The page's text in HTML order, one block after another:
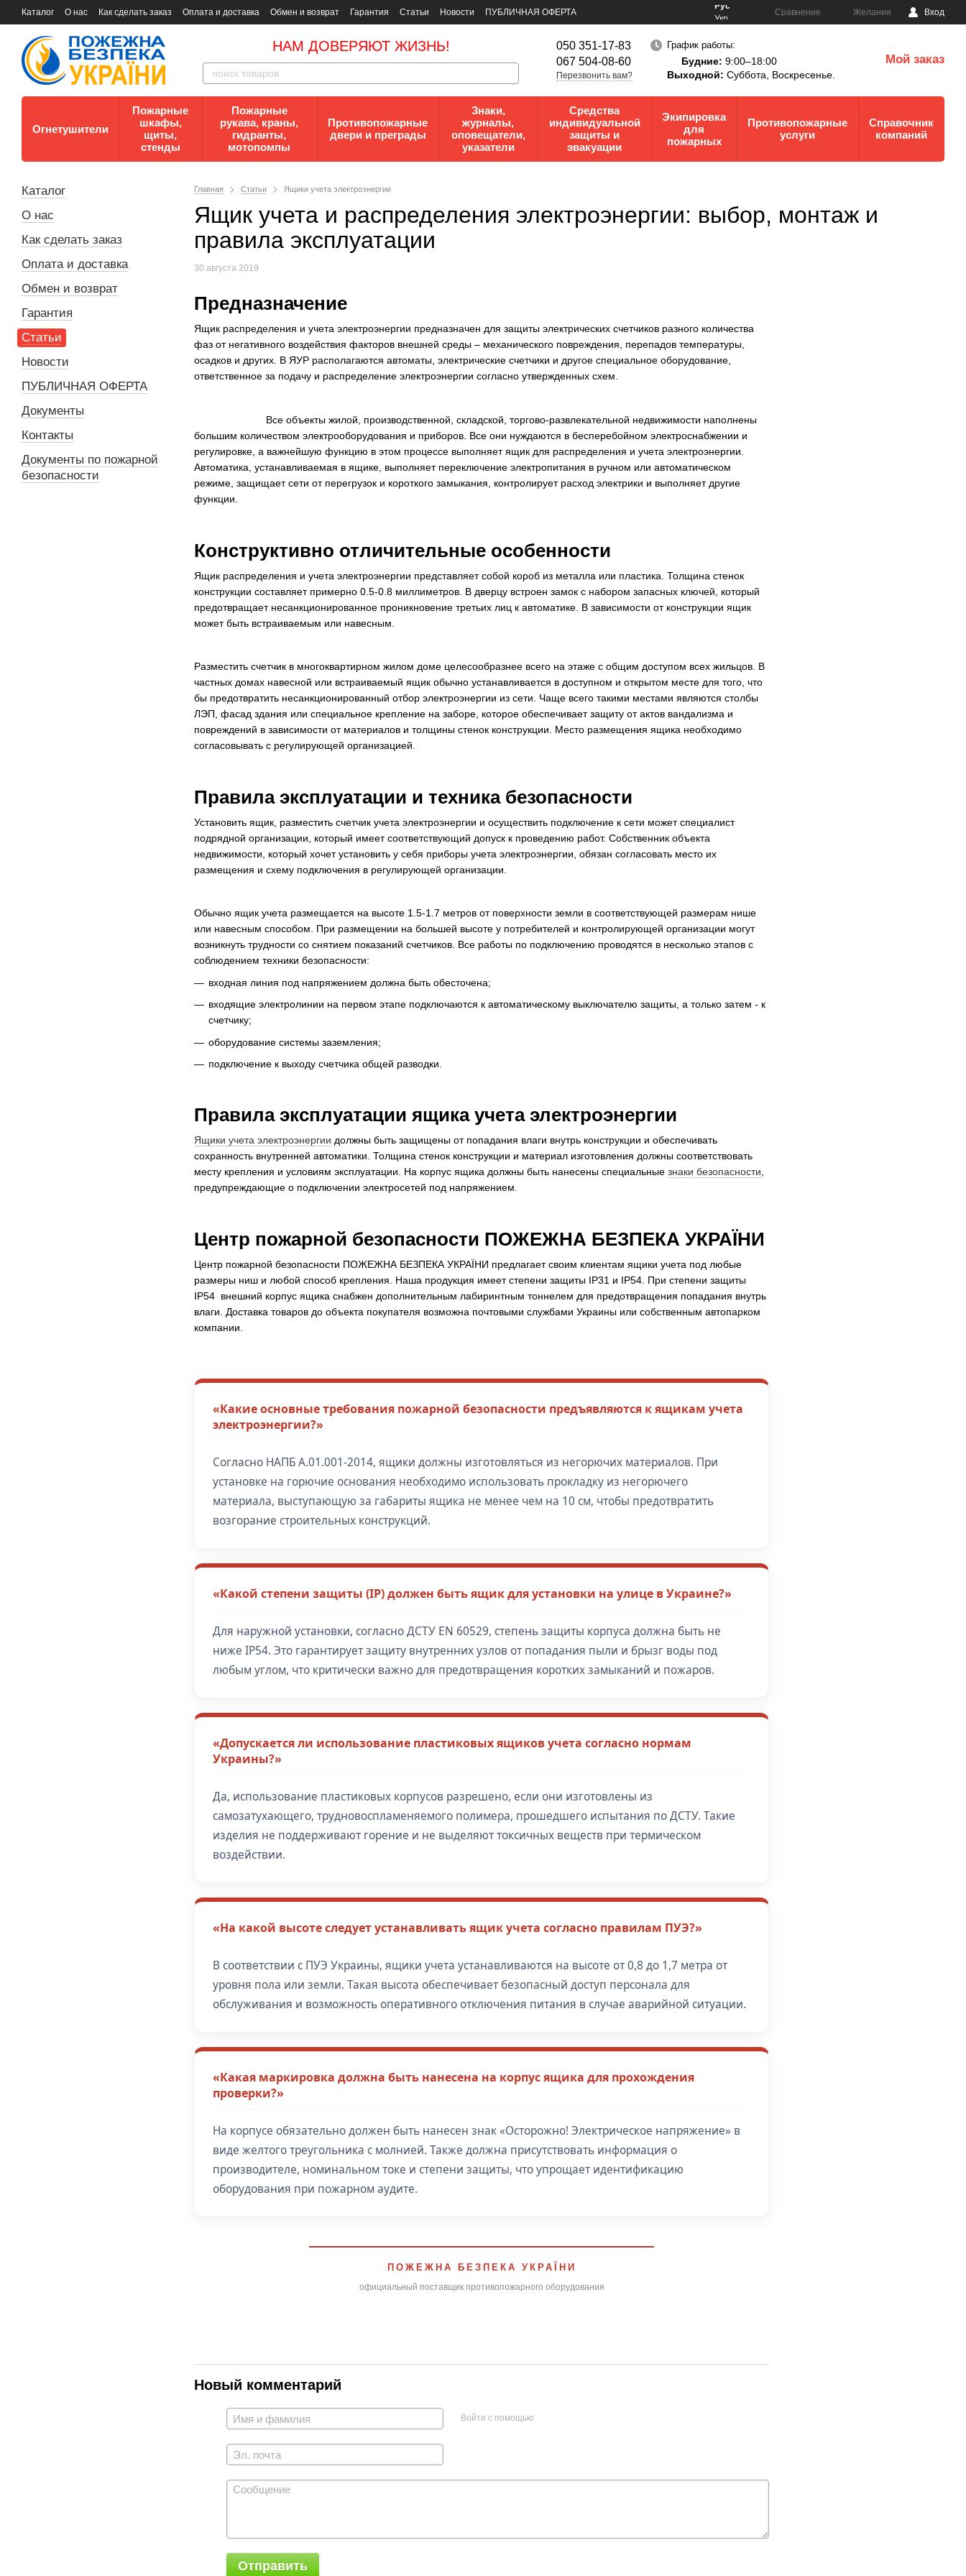
Каталог О нас Как сделать заказ Оплата и доставка Обмен и возврат Гарантия Статьи Новости
ПУБЛИЧНАЯ ОФЕРТА
Документы
Контакты Документы по пожарной безопасности
Рус
Укр
Сравнение Желания Вход
НАМ ДОВЕРЯЮТ ЖИЗНЬ!
050 351-17-83
067 504-08-60
Перезвонить вам?
График работы:
Будние: 9:00–18:00
Выходной: Суббота, Воскресенье.
Мой заказ
Огнетушители
Пожарные
шкафы,
щиты,
стенды
Пожарные
рукава, краны,
гидранты,
мотопомпы
Противопожарные
двери и преграды
Знаки,
журналы,
оповещатели,
указатели
Средства
индивидуальной
защиты и
эвакуации
Экипировка
для
пожарных
Противопожарные
услуги
Справочник
компаний
Главная Статьи Ящики учета электроэнергии
Ящик учета и распределения электроэнергии: выбор, монтаж и
правила эксплуатации
30 августа 2019
Предназначение
Ящик распределения и учета электроэнергии предназначен для защиты электрических счетчиков разного количества
фаз от негативного воздействия факторов внешней среды – механического повреждения, перепадов температуры,
осадков и других. В ЯУР располагаются автоматы, электрические счетчики и другое специальное оборудование,
ответственное за подачу и распределение электроэнергии согласно утвержденных схем.
Все объекты жилой, производственной, складской, торгово-развлекательной недвижимости наполнены
большим количеством электрооборудования и приборов. Все они нуждаются в бесперебойном электроснабжении и
регулировке, а важнейшую функцию в этом процессе выполняет ящик для распределения и учета электроэнергии.
Автоматика, устанавливаемая в ящике, выполняет переключение электропитания в ручном или автоматическом
режиме, защищает сети от перегрузок и короткого замыкания, контролирует расход электрики и выполняет другие
функции.
Конструктивно отличительные особенности
Ящик распределения и учета электроэнергии представляет собой короб из металла или пластика. Толщина стенок
конструкции составляет примерно 0.5-0.8 миллиметров. В дверцу встроен замок с набором запасных ключей, который
предотвращает несанкционированное проникновение третьих лиц к автоматике. В зависимости от конструкции ящик
может быть встраиваемым или навесным.
Разместить счетчик в многоквартирном жилом доме целесообразнее всего на этаже с общим доступом всех жильцов. В
частных домах навесной или встраиваемый ящик обычно устанавливается в доступном и открытом месте для того, что
бы предотвратить несанкционированный отбор электроэнергии из сети. Чаще всего такими местами являются столбы
ЛЭП, фасад здания или специальное крепление на заборе, которое обеспечивает защиту от актов вандализма и
повреждений в зависимости от материалов и толщины стенок конструкции. Место размещения ящика необходимо
согласовывать с регулирующей организацией.
Правила эксплуатации и техника безопасности
Установить ящик, разместить счетчик учета электроэнергии и осуществить подключение к сети может специалист
подрядной организации, который имеет соответствующий допуск к проведению работ. Собственник объекта
недвижимости, который хочет установить у себя приборы учета электроэнергии, обязан согласовать место их
размещения и схему подключения в регулирующей организации.
Обычно ящик учета размещается на высоте 1.5-1.7 метров от поверхности земли в соответствующей размерам нише
или навесным способом. При размещении на большей высоте у потребителей и контролирующей организации могут
возникнуть трудности со снятием показаний счетчиков. Все работы по подключению проводятся в несколько этапов с
соблюдением техники безопасности:
входная линия под напряжением должна быть обесточена;
входящие электролинии на первом этапе подключаются к автоматическому выключателю защиты, а только затем - к
счетчику;
оборудование системы заземления;
подключение к выходу счетчика общей разводки.
Правила эксплуатации ящика учета электроэнергии
Ящики учета электроэнергии должны быть защищены от попадания влаги внутрь конструкции и обеспечивать
сохранность внутренней автоматики. Толщина стенок конструкции и материал изготовления должны соответствовать
месту крепления и условиям эксплуатации. На корпус ящика должны быть нанесены специальные знаки безопасности,
предупреждающие о подключении электросетей под напряжением.
Центр пожарной безопасности ПОЖЕЖНА БЕЗПЕКА УКРАЇНИ
Центр пожарной безопасности ПОЖЕЖНА БЕЗПЕКА УКРАЇНИ предлагает своим клиентам ящики учета под любые
размеры ниш и любой способ крепления. Наша продукция имеет степени защиты IP31 и IP54. При степени защиты
IP54 внешний корпус ящика снабжен дополнительным лабиринтным тоннелем для предотвращения попадания внутрь
влаги. Доставка товаров до объекта покупателя возможна почтовыми службами Украины или собственным автопарком
компании.
«Какие основные требования пожарной безопасности предъявляются к ящикам учета
электроэнергии?»
Согласно НАПБ А.01.001-2014, ящики должны изготовляться из негорючих материалов. При
установке на горючие основания необходимо использовать прокладку из негорючего
материала, выступающую за габариты ящика не менее чем на 10 см, чтобы предотвратить
возгорание строительных конструкций.
«Какой степени защиты (IP) должен быть ящик для установки на улице в Украине?»
Для наружной установки, согласно ДСТУ EN 60529, степень защиты корпуса должна быть не
ниже IP54. Это гарантирует защиту внутренних узлов от попадания пыли и брызг воды под
любым углом, что критически важно для предотвращения коротких замыканий и пожаров.
«Допускается ли использование пластиковых ящиков учета согласно нормам
Украины?»
Да, использование пластиковых корпусов разрешено, если они изготовлены из
самозатухающего, трудновоспламеняемого полимера, прошедшего испытания по ДСТУ. Такие
изделия не поддерживают горение и не выделяют токсичных веществ при термическом
воздействии.
«На какой высоте следует устанавливать ящик учета согласно правилам ПУЭ?»
В соответствии с ПУЭ Украины, ящики учета устанавливаются на высоте от 0,8 до 1,7 метра от
уровня пола или земли. Такая высота обеспечивает безопасный доступ персонала для
обслуживания и возможность оперативного отключения питания в случае аварийной ситуации.
«Какая маркировка должна быть нанесена на корпус ящика для прохождения
проверки?»
На корпусе обязательно должен быть нанесен знак «Осторожно! Электрическое напряжение» в
виде желтого треугольника с молнией. Также должна присутствовать информация о
производителе, номинальном токе и степени защиты, что упрощает идентификацию
оборудования при пожарном аудите.
ПОЖЕЖНА БЕЗПЕКА УКРАЇНИ
официальный поставщик противопожарного оборудования
Новый комментарий
Войти с помощью
Отправить
Каталог
О нас
Как сделать заказ
Оплата и доставка
Обмен и возврат
Гарантия
Статьи
Новости
ПУБЛИЧНАЯ ОФЕРТА
Документы
Контакты
Документы по пожарной
безопасности